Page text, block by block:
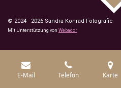
© 2024 - 2026 Sandra Konrad Fotografie
Mit Unterstützung von Webador
E-Mail Telefon Karte